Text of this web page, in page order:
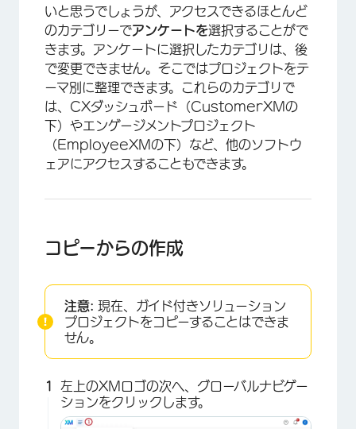
×
いと思うでしょうが、アクセスできるほとんど
のカテゴリーでアンケートを選択することがで
きます。アンケートに選択したカテゴリは、後
で変更できません。そこではプロジェクトをテ
ーマ別に整理できます。これらのカテゴリで
は、CXダッシュボード（CustomerXMの
下）やエンゲージメントプロジェクト
（EmployeeXMの下）など、他のソフトウ
ェアにアクセスすることもできます。
コピーからの作成
注意: 現在、ガイド付きソリューション
プロジェクトをコピーすることはできま
せん。
左上のXMロゴの次へ、グローバルナビゲー
ションをクリックします。